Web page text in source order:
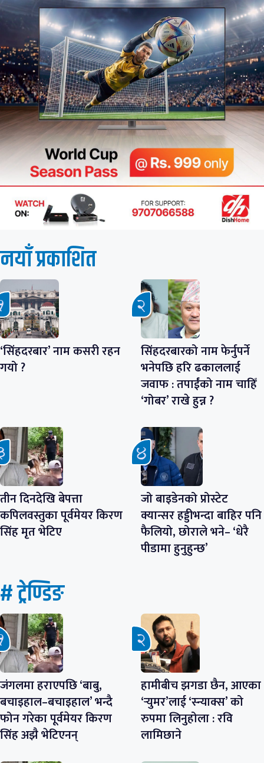
नयाँ प्रकाशित
‘सिंहदरबार’ नाम कसरी रहन
गयो ?
सिंहदरबारको नाम फेर्नुपर्ने
भनेपछि हरि ढकाललाई
जवाफ : तपाईंको नाम चाहिँ
‘गोबर’ राखे हुन्न ?
तीन दिनदेखि बेपत्ता
कपिलवस्तुका पूर्वमेयर किरण
सिंह मृत भेटिए
जो बाइडेनको प्रोस्टेट
क्यान्सर हड्डीभन्दा बाहिर पनि
फैलियो, छोराले भने– ‘धेरै
पीडामा हुनुहुन्छ’
# ट्रेण्डिङ
जंगलमा हराएपछि ‘बाबु,
बचाइहाल–बचाइहाल’ भन्दै
फोन गरेका पूर्वमेयर किरण
सिंह अझै भेटिएनन्
हामीबीच झगडा छैन, आएका
‘र्‍युमर’लाई ‘स्न्याक्स’ को
रुपमा लिनुहोला : रवि
लामिछाने